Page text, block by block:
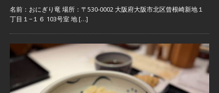
名前：おにぎり竜 場所：〒530-0002 大阪府大阪市北区曾根崎新地１
丁目１−１６ 103号室 地[…]